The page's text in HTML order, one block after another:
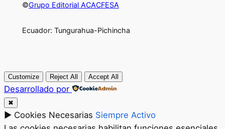
©Grupo Editorial ACACFESA
Ecuador: Tungurahua-Pichincha
Customize Reject All Accept All
Desarrollado por
✖
► Cookies Necesarias Siempre Activo